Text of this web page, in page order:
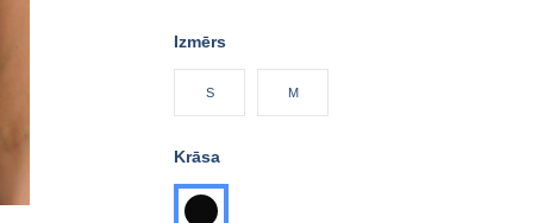
Izmērs
S M
Krāsa
melna